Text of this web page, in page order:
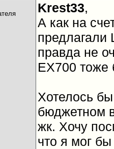
Krest33,
А как на
предлагали
правда не
EX700 тоже
Хотелось
бюджетном
жк. Хочу
что я мог бы